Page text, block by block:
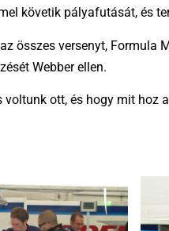
követik pályafutását, és
összes versenyt, Formula
Webber ellen.
ott, és hogy mit hoz